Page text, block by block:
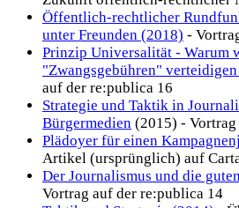
Öffentlich-rechtlicher
unter Freunden (2018) -
Prinzip Universalität - Warum
"Zwangsgebühren"
auf der re:publica 16
Strategie und Taktik in
Bürgermedien (2015) -
Plädoyer für einen
Artikel (ursprünglich) auf
Der Journalismus und die
Vortrag auf der re:publica 14